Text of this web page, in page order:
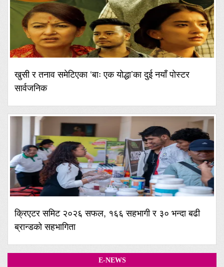
खुसी र तनाव समेटिएका ‘बाः एक योद्धा’का दुई नयाँ पोस्टर
सार्वजनिक
क्रिएटर समिट २०२६ सफल, १६६ सहभागी र ३० भन्दा बढी
ब्रान्डको सहभागिता
E-NEWS